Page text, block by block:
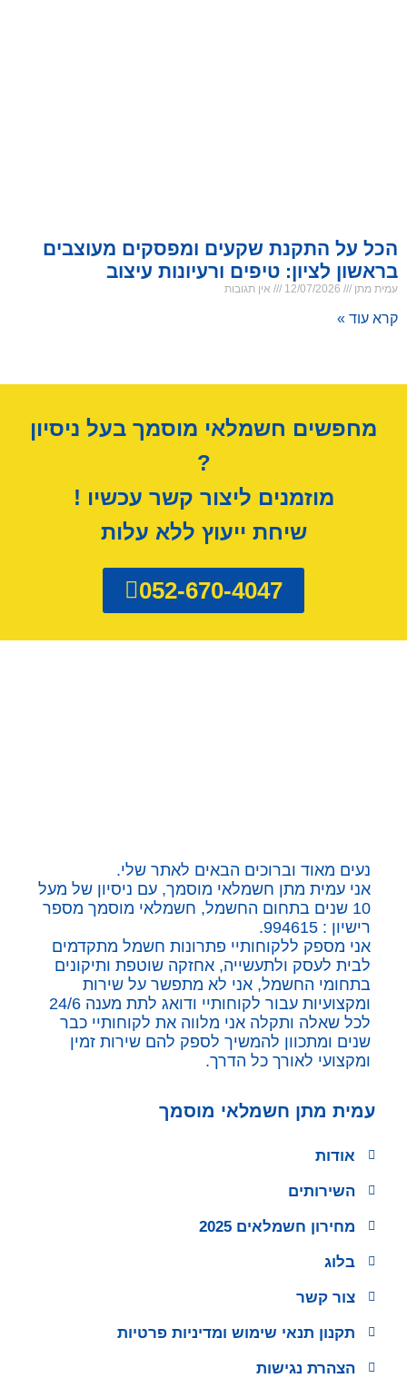
הכל על התקנת שקעים ומפסקים מעוצבים
בראשון לציון: טיפים ורעיונות עיצוב
עמית מתן אין תגובות
קרא עוד »
מחפשים חשמלאי מוסמך בעל ניסיון
?
מוזמנים ליצור קשר עכשיו !
שיחת ייעוץ ללא עלות
052-670-4047
נעים מאוד וברוכים הבאים לאתר שלי.
אני עמית מתן חשמלאי מוסמך, עם ניסיון של מעל
10 שנים בתחום החשמל, חשמלאי מוסמך מספר
רישיון : 994615.
אני מספק ללקוחותיי פתרונות חשמל מתקדמים
לבית לעסק ולתעשייה, אחזקה שוטפת ותיקונים
בתחומי החשמל, אני לא מתפשר על שירות
ומקצועיות עבור לקוחותיי ודואג לתת מענה 24/6
לכל שאלה ותקלה אני מלווה את לקוחותיי כבר
שנים ומתכוון להמשיך לספק להם שירות זמין
ומקצועי לאורך כל הדרך.
עמית מתן חשמלאי מוסמך
אודות
השירותים
מחירון חשמלאים 2025
בלוג
צור קשר
תקנון תנאי שימוש ומדיניות פרטיות
הצהרת נגישות